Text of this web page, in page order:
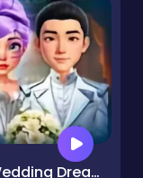
K-Wedding Dream